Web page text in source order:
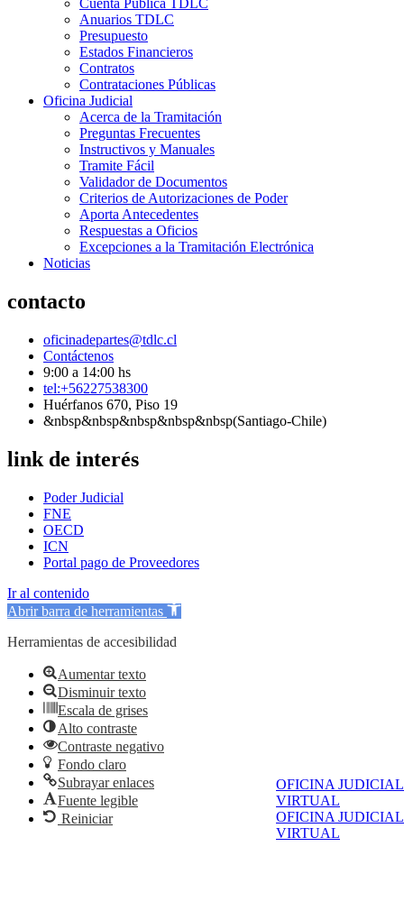
OFICINA JUDICIAL
VIRTUAL
OFICINA JUDICIAL
VIRTUAL
Cuenta Pública TDLC
Anuarios TDLC
Presupuesto
Estados Financieros
Contratos
Contrataciones Públicas
Oficina Judicial
Acerca de la Tramitación
Preguntas Frecuentes
Instructivos y Manuales
Tramite Fácil
Validador de Documentos
Criterios de Autorizaciones de Poder
Aporta Antecedentes
Respuestas a Oficios
Excepciones a la Tramitación Electrónica
Noticias
contacto
oficinadepartes@tdlc.cl
Contáctenos
9:00 a 14:00 hs
tel:+56227538300
Huérfanos 670, Piso 19
&nbsp&nbsp&nbsp&nbsp&nbsp(Santiago-Chile)
link de interés
Poder Judicial
FNE
OECD
ICN
Portal pago de Proveedores
Ir al contenido
Abrir barra de herramientas
Herramientas de accesibilidad
Aumentar texto
Disminuir texto
Escala de grises
Alto contraste
Contraste negativo
Fondo claro
Subrayar enlaces
Fuente legible
Reiniciar